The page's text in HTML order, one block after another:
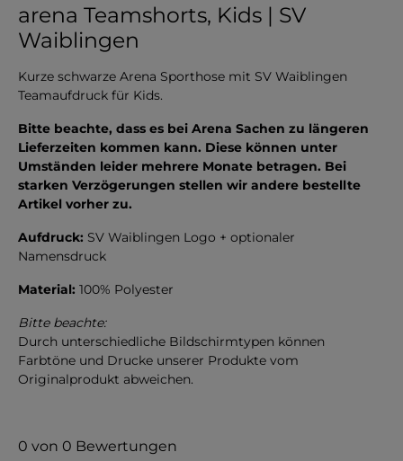
arena Teamshorts, Kids | SV
Waiblingen
Kurze schwarze Arena Sporthose mit SV Waiblingen
Teamaufdruck für Kids.
Bitte beachte, dass es bei Arena Sachen zu längeren
Lieferzeiten kommen kann. Diese können unter
Umständen leider mehrere Monate betragen. Bei
starken Verzögerungen stellen wir andere bestellte
Artikel vorher zu.
Aufdruck: SV Waiblingen Logo + optionaler
Namensdruck
Material: 100% Polyester
Bitte beachte:
Durch unterschiedliche Bildschirmtypen können
Farbtöne und Drucke unserer Produkte vom
Originalprodukt abweichen.
0 von 0 Bewertungen